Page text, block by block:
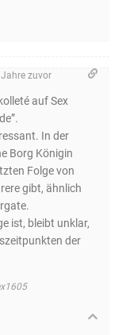
zuvor
auf Sex
In der
Borg Königin
Folge von
gibt, ähnlich
ist, bleibt unklar,
der